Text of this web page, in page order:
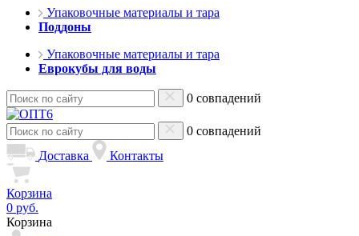
Упаковочные материалы и тара
Поддоны
Упаковочные материалы и тара
Еврокубы для воды
0 совпадений
0 совпадений
Доставка
Контакты
Корзина
0 руб.
Корзина